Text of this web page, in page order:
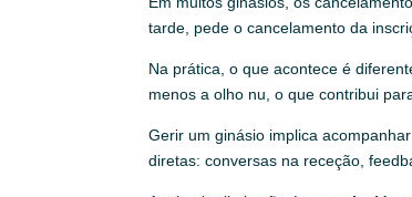
tarde, pede o cancelamento da
Na prática, o que acontece é
menos a olho nu, o que contribui
Gerir um ginásio implica
diretas: conversas na receção,